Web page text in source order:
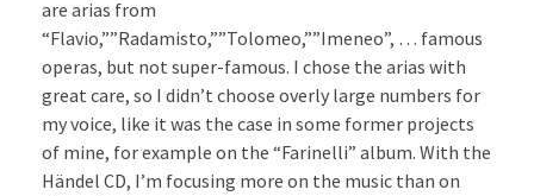
are arias from
“Flavio,””Radamisto,””Tolomeo,””Imeneo”, … famous
operas, but not super-famous. I chose the arias with
great care, so I didn’t choose overly large numbers for
my voice, like it was the case in some former projects
of mine, for example on the “Farinelli” album. With the
Händel CD, I’m focusing more on the music than on